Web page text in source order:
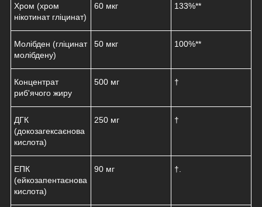
Хром (хром
нікотинат гліцинат)
60 мкг 133%**
Молібден (гліцинат
молібдену)
50 мкг 100%**
Концентрат
риб'ячого жиру
500 мг †
ДГК
(докозагексаєнова
кислота)
250 мг †
ЕПК
(ейкозапентаєнова
кислота)
90 мг †.